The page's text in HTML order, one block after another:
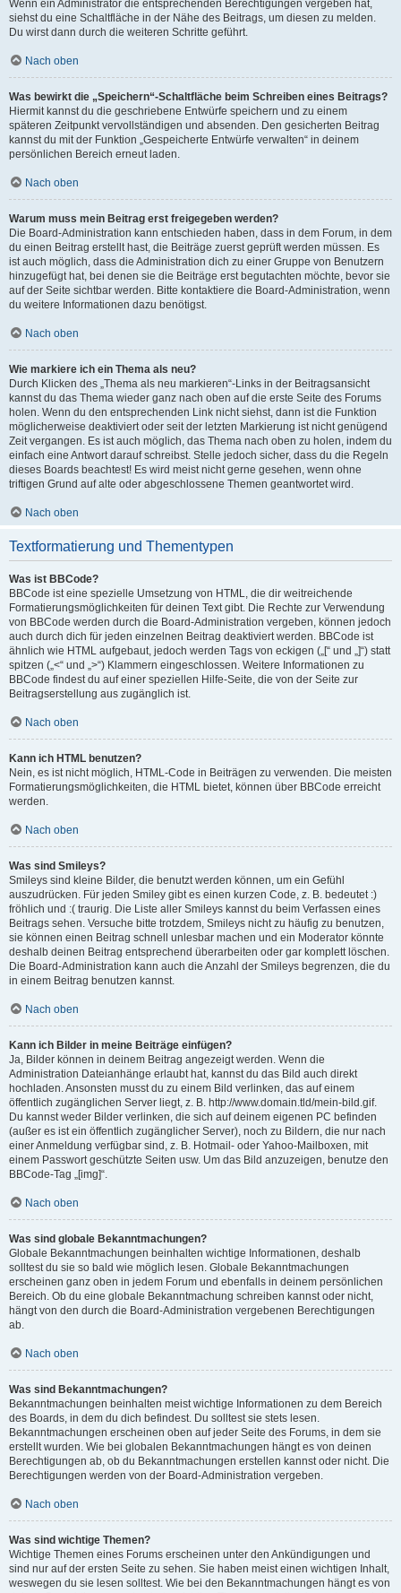
Wenn ein Administrator die entsprechenden Berechtigungen vergeben hat,
siehst du eine Schaltfläche in der Nähe des Beitrags, um diesen zu melden.
Du wirst dann durch die weiteren Schritte geführt.
Nach oben
Was bewirkt die „Speichern“-Schaltfläche beim Schreiben eines Beitrags?
Hiermit kannst du die geschriebene Entwürfe speichern und zu einem
späteren Zeitpunkt vervollständigen und absenden. Den gesicherten Beitrag
kannst du mit der Funktion „Gespeicherte Entwürfe verwalten“ in deinem
persönlichen Bereich erneut laden.
Nach oben
Warum muss mein Beitrag erst freigegeben werden?
Die Board-Administration kann entschieden haben, dass in dem Forum, in dem
du einen Beitrag erstellt hast, die Beiträge zuerst geprüft werden müssen. Es
ist auch möglich, dass die Administration dich zu einer Gruppe von Benutzern
hinzugefügt hat, bei denen sie die Beiträge erst begutachten möchte, bevor sie
auf der Seite sichtbar werden. Bitte kontaktiere die Board-Administration, wenn
du weitere Informationen dazu benötigst.
Nach oben
Wie markiere ich ein Thema als neu?
Durch Klicken des „Thema als neu markieren“-Links in der Beitragsansicht
kannst du das Thema wieder ganz nach oben auf die erste Seite des Forums
holen. Wenn du den entsprechenden Link nicht siehst, dann ist die Funktion
möglicherweise deaktiviert oder seit der letzten Markierung ist nicht genügend
Zeit vergangen. Es ist auch möglich, das Thema nach oben zu holen, indem du
einfach eine Antwort darauf schreibst. Stelle jedoch sicher, dass du die Regeln
dieses Boards beachtest! Es wird meist nicht gerne gesehen, wenn ohne
triftigen Grund auf alte oder abgeschlossene Themen geantwortet wird.
Nach oben
Textformatierung und Thementypen
Was ist BBCode?
BBCode ist eine spezielle Umsetzung von HTML, die dir weitreichende
Formatierungsmöglichkeiten für deinen Text gibt. Die Rechte zur Verwendung
von BBCode werden durch die Board-Administration vergeben, können jedoch
auch durch dich für jeden einzelnen Beitrag deaktiviert werden. BBCode ist
ähnlich wie HTML aufgebaut, jedoch werden Tags von eckigen („[“ und „]“) statt
spitzen („<“ und „>“) Klammern eingeschlossen. Weitere Informationen zu
BBCode findest du auf einer speziellen Hilfe-Seite, die von der Seite zur
Beitragserstellung aus zugänglich ist.
Nach oben
Kann ich HTML benutzen?
Nein, es ist nicht möglich, HTML-Code in Beiträgen zu verwenden. Die meisten
Formatierungsmöglichkeiten, die HTML bietet, können über BBCode erreicht
werden.
Nach oben
Was sind Smileys?
Smileys sind kleine Bilder, die benutzt werden können, um ein Gefühl
auszudrücken. Für jeden Smiley gibt es einen kurzen Code, z. B. bedeutet :)
fröhlich und :( traurig. Die Liste aller Smileys kannst du beim Verfassen eines
Beitrags sehen. Versuche bitte trotzdem, Smileys nicht zu häufig zu benutzen,
sie können einen Beitrag schnell unlesbar machen und ein Moderator könnte
deshalb deinen Beitrag entsprechend überarbeiten oder gar komplett löschen.
Die Board-Administration kann auch die Anzahl der Smileys begrenzen, die du
in einem Beitrag benutzen kannst.
Nach oben
Kann ich Bilder in meine Beiträge einfügen?
Ja, Bilder können in deinem Beitrag angezeigt werden. Wenn die
Administration Dateianhänge erlaubt hat, kannst du das Bild auch direkt
hochladen. Ansonsten musst du zu einem Bild verlinken, das auf einem
öffentlich zugänglichen Server liegt, z. B. http://www.domain.tld/mein-bild.gif.
Du kannst weder Bilder verlinken, die sich auf deinem eigenen PC befinden
(außer es ist ein öffentlich zugänglicher Server), noch zu Bildern, die nur nach
einer Anmeldung verfügbar sind, z. B. Hotmail- oder Yahoo-Mailboxen, mit
einem Passwort geschützte Seiten usw. Um das Bild anzuzeigen, benutze den
BBCode-Tag „[img]“.
Nach oben
Was sind globale Bekanntmachungen?
Globale Bekanntmachungen beinhalten wichtige Informationen, deshalb
solltest du sie so bald wie möglich lesen. Globale Bekanntmachungen
erscheinen ganz oben in jedem Forum und ebenfalls in deinem persönlichen
Bereich. Ob du eine globale Bekanntmachung schreiben kannst oder nicht,
hängt von den durch die Board-Administration vergebenen Berechtigungen
ab.
Nach oben
Was sind Bekanntmachungen?
Bekanntmachungen beinhalten meist wichtige Informationen zu dem Bereich
des Boards, in dem du dich befindest. Du solltest sie stets lesen.
Bekanntmachungen erscheinen oben auf jeder Seite des Forums, in dem sie
erstellt wurden. Wie bei globalen Bekanntmachungen hängt es von deinen
Berechtigungen ab, ob du Bekanntmachungen erstellen kannst oder nicht. Die
Berechtigungen werden von der Board-Administration vergeben.
Nach oben
Was sind wichtige Themen?
Wichtige Themen eines Forums erscheinen unter den Ankündigungen und
sind nur auf der ersten Seite zu sehen. Sie haben meist einen wichtigen Inhalt,
weswegen du sie lesen solltest. Wie bei den Bekanntmachungen hängt es von